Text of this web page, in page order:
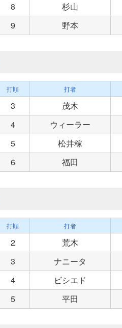
8
杉山
9 野本
打順 打者
3
茂木
4
ウィーラー
5
松井稼
6 福田
打順 打者
2
荒木
3
ナニータ
4
ビシエド
5 平田